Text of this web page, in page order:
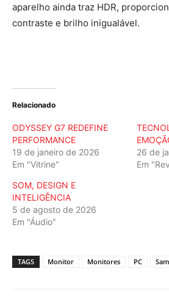
aparelho ainda traz HDR,
contraste e brilho inigualável.
Relacionado
ODYSSEY G7 REDEFINE
PERFORMANCE
19 de janeiro de 2026
Em "Vitrine"
26 de
Em
SOM, DESIGN E
INTELIGÊNCIA
5 de agosto de 2026
Em "Áudio"
TAGS Monitor Monitores PC